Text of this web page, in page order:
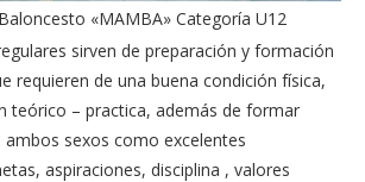
«MAMBA» Categoría U12
sirven de preparación y formación
requieren de una buena condición física,
teórico – practica, además de formar
sexos como excelentes
aspiraciones, disciplina , valores